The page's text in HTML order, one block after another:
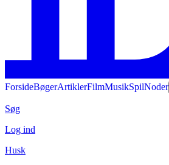
ForsideBøgerArtiklerFilmMusikSpilNoder
Søg
Log ind
Husk